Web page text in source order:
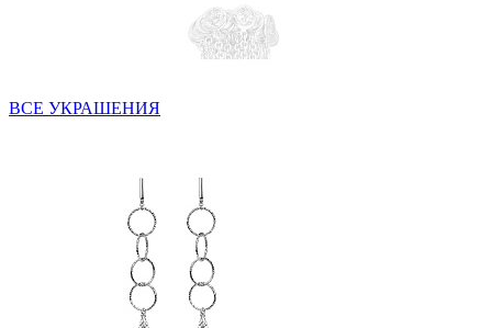
ВСЕ УКРАШЕНИЯ